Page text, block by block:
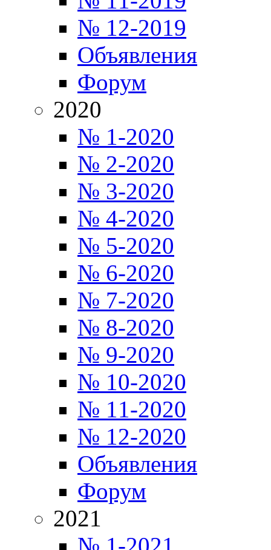
№ 12-2019
Объявления
Форум
2020
№ 1-2020
№ 2-2020
№ 3-2020
№ 4-2020
№ 5-2020
№ 6-2020
№ 7-2020
№ 8-2020
№ 9-2020
№ 10-2020
№ 11-2020
№ 12-2020
Объявления
Форум
2021